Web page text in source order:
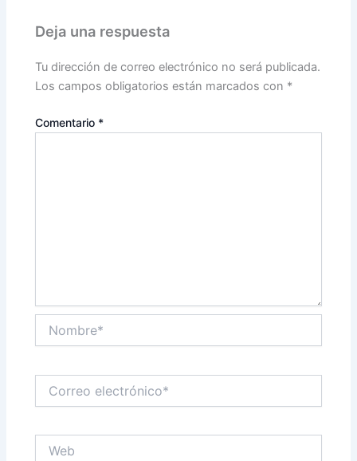
Deja una respuesta
Tu dirección de correo electrónico no será publicada.
Los campos obligatorios están marcados con *
Comentario *
electrónico*